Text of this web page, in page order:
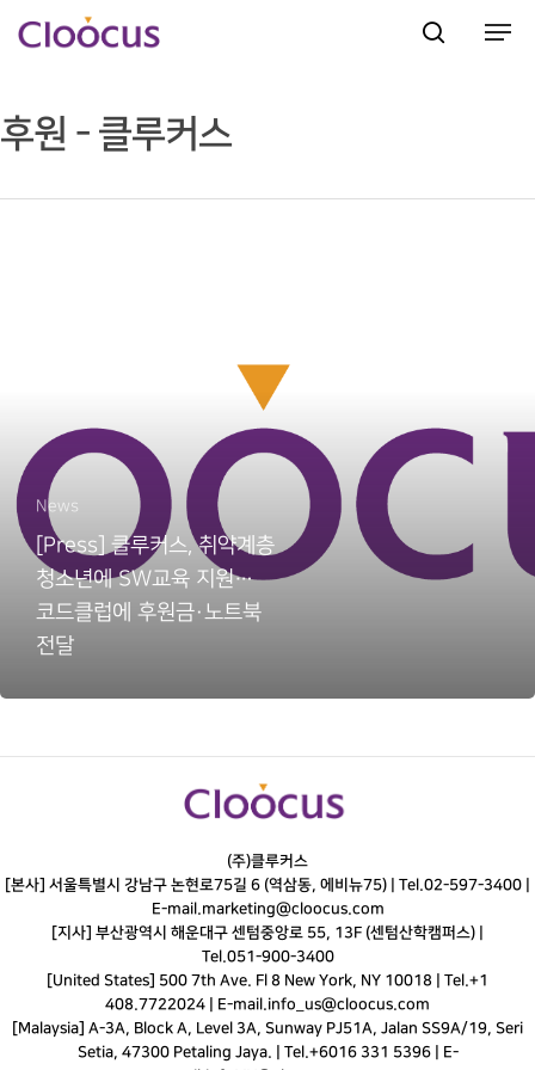
Hit enter to search or ESC to close
후원 - 클루커스
News
[Press] 클루커스, 취약계층
청소년에 SW교육 지원…
코드클럽에 후원금·노트북
전달
(주)클루커스
[본사] 서울특별시 강남구 논현로75길 6 (역삼동, 에비뉴75) | Tel.02-597-3400
E-mail.marketing@cloocus.com
[지사] 부산광역시 해운대구 센텀중앙로 55, 13F (센텀산학캠퍼스) |
Tel.051-900-3400
[United States] 500 7th Ave. Fl 8 New York, NY 10018 | Tel.+1
408.7722024 | E-mail.info_us@cloocus.com
[Malaysia] A-3A, Block A, Level 3A, Sunway PJ51A, Jalan SS9A/19, Seri
Setia, 47300 Petaling Jaya. | Tel.+6016 331 5396 | E-